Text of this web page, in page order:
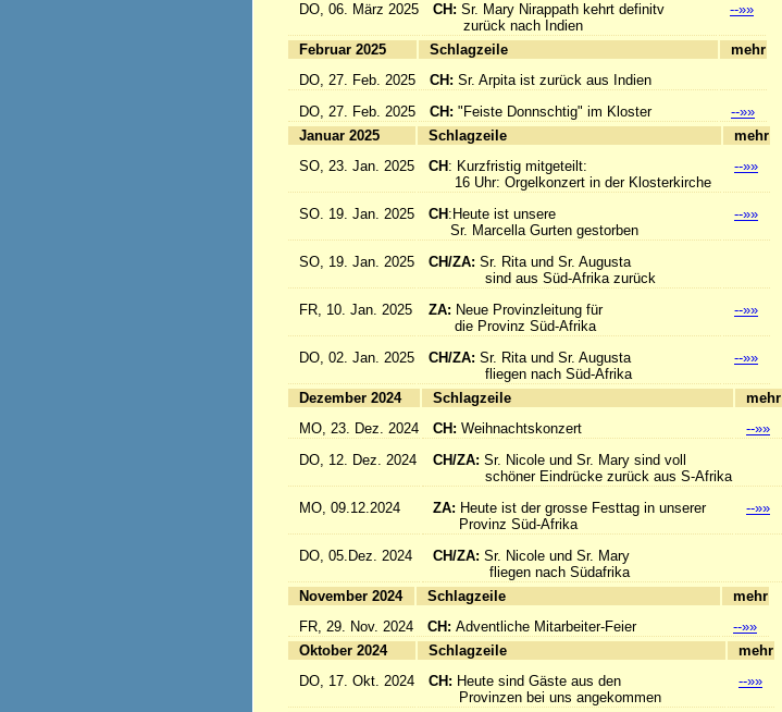
DO, 06. März 2025 CH: Sr. Mary Nirappath kehrt definitv
zurück nach Indien
--»»
Februar 2025 Schlagzeile
mehr
DO, 27. Feb. 2025
CH: Sr. Arpita ist zurück aus Indien
DO, 27. Feb. 2025
CH: "Feiste Donnschtig" im Kloster
--»»
Januar 2025
Schlagzeile
mehr
SO, 23. Jan. 2025
CH : Kurzfristig mitgeteilt:
16 Uhr: Orgelkonzert in der Klosterkirche
--»»
SO. 19. Jan. 2025 CH :Heute ist unsere
Sr. Marcella Gurten gestorben
--»»
SO, 19. Jan. 2025 CH/ZA: Sr. Rita und Sr. Augusta
sind aus Süd-Afrika zurück
FR, 10. Jan. 2025
ZA: Neue Provinzleitung für
die Provinz Süd-Afrika
--»»
DO, 02. Jan. 2025 CH/ZA: Sr. Rita und Sr. Augusta
fliegen nach Süd-Afrika
--»»
Dezember 2024 Schlagzeile
mehr
MO, 23. Dez. 2024
CH: Weihnachtskonzert
--»»
DO, 12. Dez. 2024
CH/ZA: Sr. Nicole und Sr. Mary sind voll
schöner Eindrücke zurück aus S-Afrika
MO, 09.12.2024
ZA: Heute ist der grosse Festtag in unserer
Provinz Süd-Afrika
--»»
DO, 05.Dez. 2024 CH/ZA: Sr. Nicole und Sr. Mary
fliegen nach Südafrika
November 2024
Schlagzeile
mehr
FR, 29. Nov. 2024
CH: Adventliche Mitarbeiter-Feier
--»»
Oktober 2024
Schlagzeile
mehr
DO, 17. Okt. 2024
CH: Heute sind Gäste aus den
Provinzen bei uns angekommen
--»»